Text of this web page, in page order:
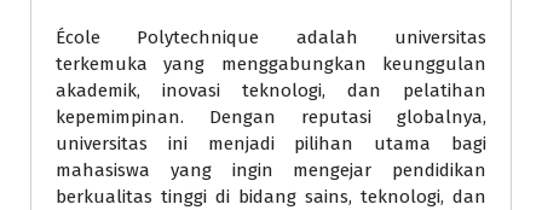
École Polytechnique adalah universitas
terkemuka yang menggabungkan keunggulan
akademik, inovasi teknologi, dan pelatihan
kepemimpinan. Dengan reputasi globalnya,
universitas ini menjadi pilihan utama bagi
mahasiswa yang ingin mengejar pendidikan
berkualitas tinggi di bidang sains, teknologi, dan